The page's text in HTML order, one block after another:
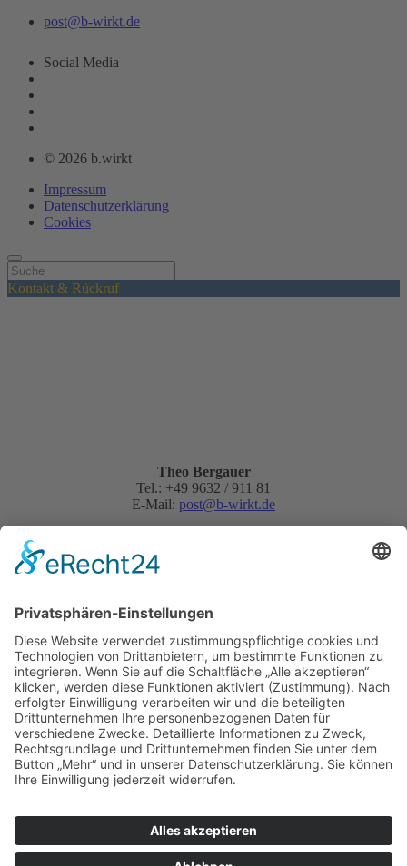
post@b-wirkt.de
Social Media
© 2026 b.wirkt
Impressum
Datenschutzerklärung
Cookies
Kontakt & Rückruf
Theo Bergauer
Tel.: +49 9632 / 911 81
E-Mail: post@b-wirkt.de
Datenschutz akzeptieren
Ja, ich habe die